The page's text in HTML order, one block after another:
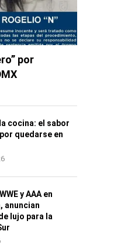
por
cocina: el sabor
quedarse en
y AAA en
anuncian
lujo para la